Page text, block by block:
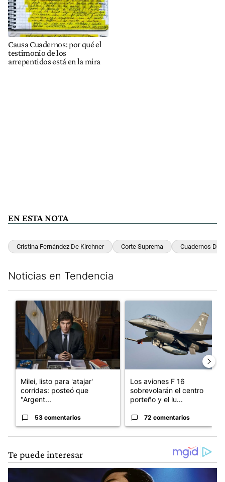
Causa Cuadernos: por qué el
testimonio de los
arrepentidos está en la mira
EN ESTA NOTA
Cristina Fernández De Kirchner Corte Suprema Cuadernos De
Noticias en Tendencia
Un artículo de tendencia con el título "Milei, listo para 'atajar'
Milei, listo para 'atajar'
corridas: posteó que
"Argent...
53 comentarios
Los aviones F 16
sobrevolarán el centro
porteño y el lu...
72 comentarios